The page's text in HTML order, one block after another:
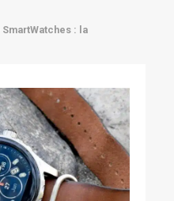
SmartWatches : la